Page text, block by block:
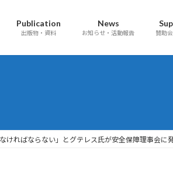
Publication
出版物・資料
News
お知らせ・活動報告 賛助
ければならない」とグテレス氏が安全保障理事会に